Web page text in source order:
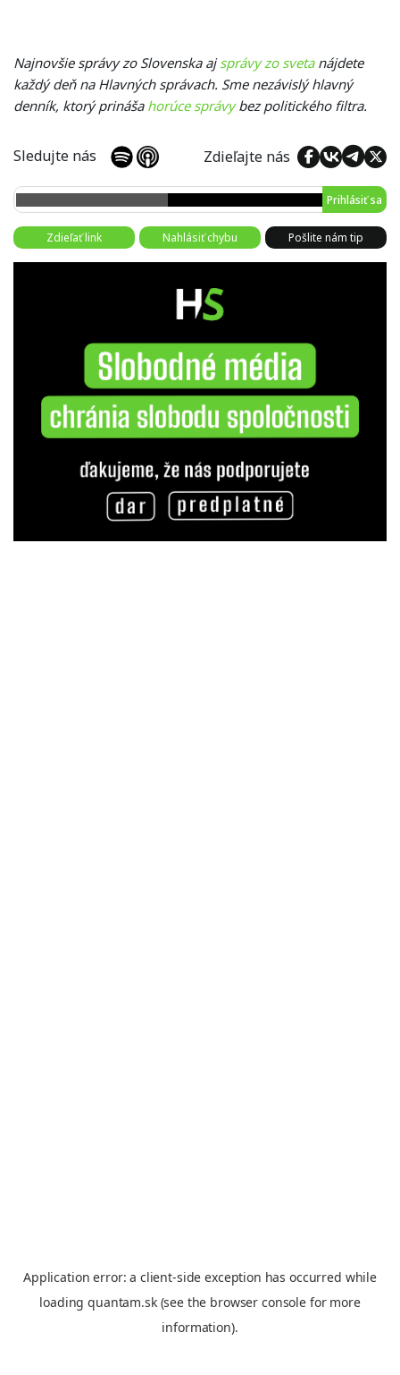
Najnovšie správy zo Slovenska ajsprávy zo svetanájdete
každý deň na Hlavných správach. Sme nezávislý hlavný
denník, ktorý prináša horúce správybez politického filtra.
Sledujte nás Zdieľajte nás
Prihlásiť sa
Zdieľať link Nahlásiť chybu Pošlite nám tip